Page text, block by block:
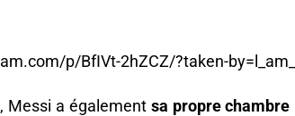
p/BfIVt-2hZCZ/?taken-
Messi a également sa propre chambre